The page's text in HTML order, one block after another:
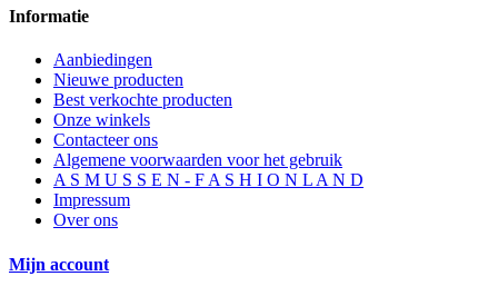
Informatie
Aanbiedingen
Nieuwe producten
Best verkochte producten
Onze winkels
Contacteer ons
Algemene voorwaarden voor het gebruik
A S M U S S E N - F A S H I O N L A N D
Impressum
Over ons
Mijn account